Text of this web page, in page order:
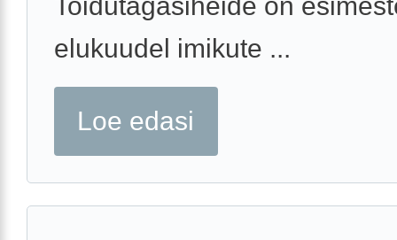
Toidutagasiheide on
elukuudel imikute ...
Loe edasi